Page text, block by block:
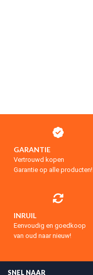
GARANTIE
Vertrouwd kopen
Garantie op alle producten!
INRUIL
Eenvoudig en goedkoop
van oud naar nieuw!
SNEL NAAR